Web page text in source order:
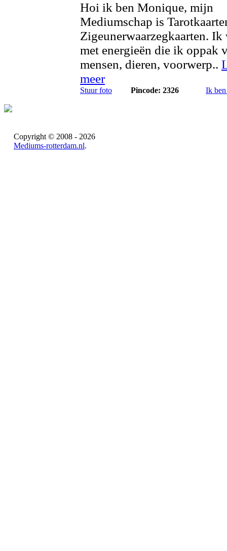
Hoi ik ben Monique, mijn
Mediumschap is
Zigeunerwaarzegkaarten. Ik
met energieën die ik oppak
mensen, dieren, voorwerp..
meer
Stuur foto Pincode: 2326 Ik
Copyright © 2008 - 2026
Mediums-rotterdam.nl.